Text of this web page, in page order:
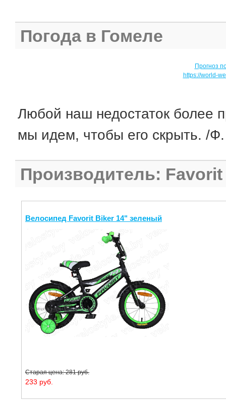
Погода в Гомеле
Прогноз
https://world-
Любой наш недостаток более
мы идем, чтобы его скрыть. /
Производитель: Favorit
Велосипед Favorit Biker 14" зеленый
Старая цена: 281 руб.
233 руб.